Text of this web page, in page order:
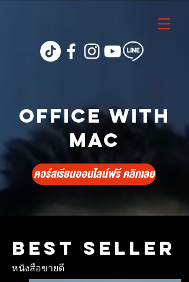
Office with
Mac
คอร์สเรียนออนไลน์ฟรี คลิกเลย
BEST SELLER
หนังสือขายดี